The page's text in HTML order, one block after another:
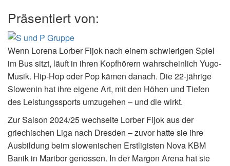
Präsentiert von:
Wenn Lorena Lorber Fijok nach einem schwierigen Spiel
im Bus sitzt, läuft in ihren Kopfhörern wahrscheinlich Yugo-
Musik. Hip-Hop oder Pop kämen danach. Die 22-jährige
Slowenin hat ihre eigene Art, mit den Höhen und Tiefen
des Leistungssports umzugehen – und die wirkt.
Zur Saison 2024/25 wechselte Lorber Fijok aus der
griechischen Liga nach Dresden – zuvor hatte sie ihre
Ausbildung beim slowenischen Erstligisten Nova KBM
Banik in Maribor genossen. In der Margon Arena hat sie